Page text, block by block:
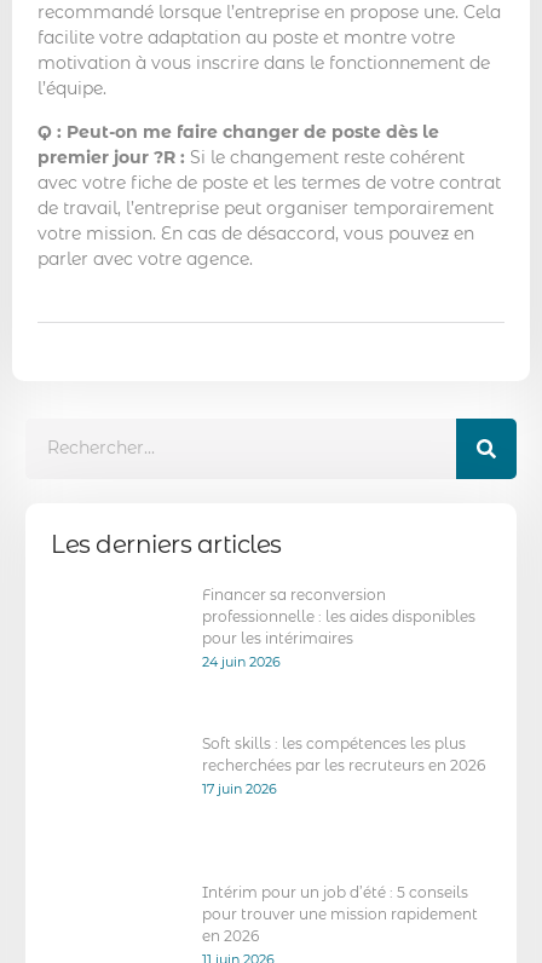
recommandé lorsque l’entreprise en propose une. Cela
facilite votre adaptation au poste et montre votre
motivation à vous inscrire dans le fonctionnement de
l’équipe.
Q : Peut-on me faire changer de poste dès le
premier jour ?R : Si le changement reste cohérent
avec votre fiche de poste et les termes de votre contrat
de travail, l’entreprise peut organiser temporairement
votre mission. En cas de désaccord, vous pouvez en
parler avec votre agence.
Les derniers articles
Financer sa reconversion
professionnelle : les aides disponibles
pour les intérimaires
24 juin 2026
Soft skills : les compétences les plus
recherchées par les recruteurs en 2026
17 juin 2026
Intérim pour un job d’été : 5 conseils
pour trouver une mission rapidement
en 2026